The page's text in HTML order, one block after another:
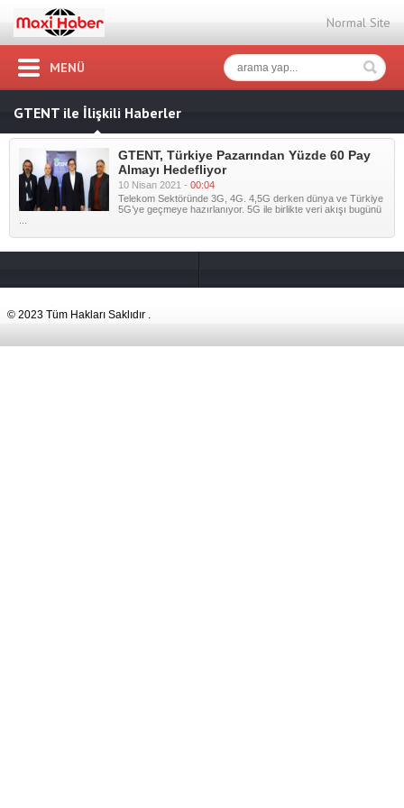
Normal Site
MENÜ
GTENT ile İlişkili Haberler
GTENT, Türkiye Pazarından Yüzde 60 Pay
Almayı Hedefliyor
10 Nisan 2021 - 00:04
Telekom Sektöründe 3G, 4G. 4,5G derken dünya ve Türkiye
5G’ye geçmeye hazırlanıyor. 5G ile birlikte veri akışı bugünü
© 2023 Tüm Hakları Saklıdır .